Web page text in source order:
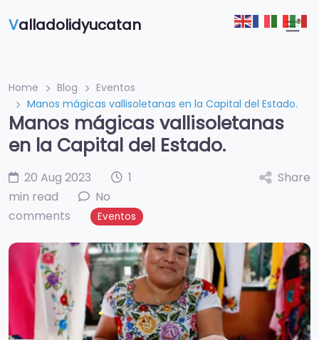
Valladolidyucatan
Home Blog
Eventos
Manos mágicas vallisoletanas en la Capital del Estado.
Manos mágicas vallisoletanas
en la Capital del Estado.
20 Aug 2023
1
min read
No
comments
Eventos
Share